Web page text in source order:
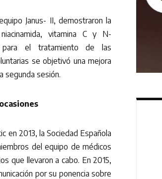
Janus- II, demostraron la
vitamina C y N-
para el tratamiento de las
se objetivó una mejora
segunda sesión.
en 2013, la Sociedad Española
del equipo de médicos
que llevaron a cabo. En 2015,
por su ponencia sobre